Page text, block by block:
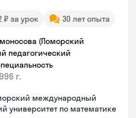
₽ за урок 30 лет опыта
(Поморский
педагогический
г.
международный
университет по математике